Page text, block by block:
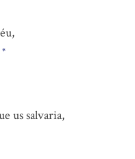
*
us salvaria,